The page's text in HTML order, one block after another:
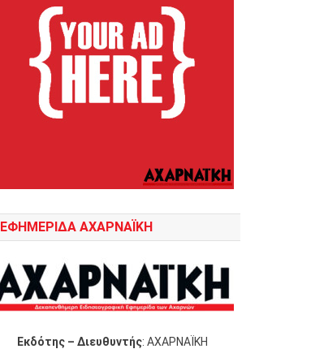
ΕΦΗΜΕΡΙΔΑ ΑΧΑΡΝΑΪΚΗ
Εκδότης – Διευθυντής: ΑΧΑΡΝΑΪΚΗ